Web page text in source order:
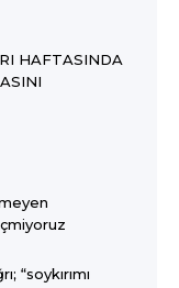
HAFTASINDA
“soykırımı